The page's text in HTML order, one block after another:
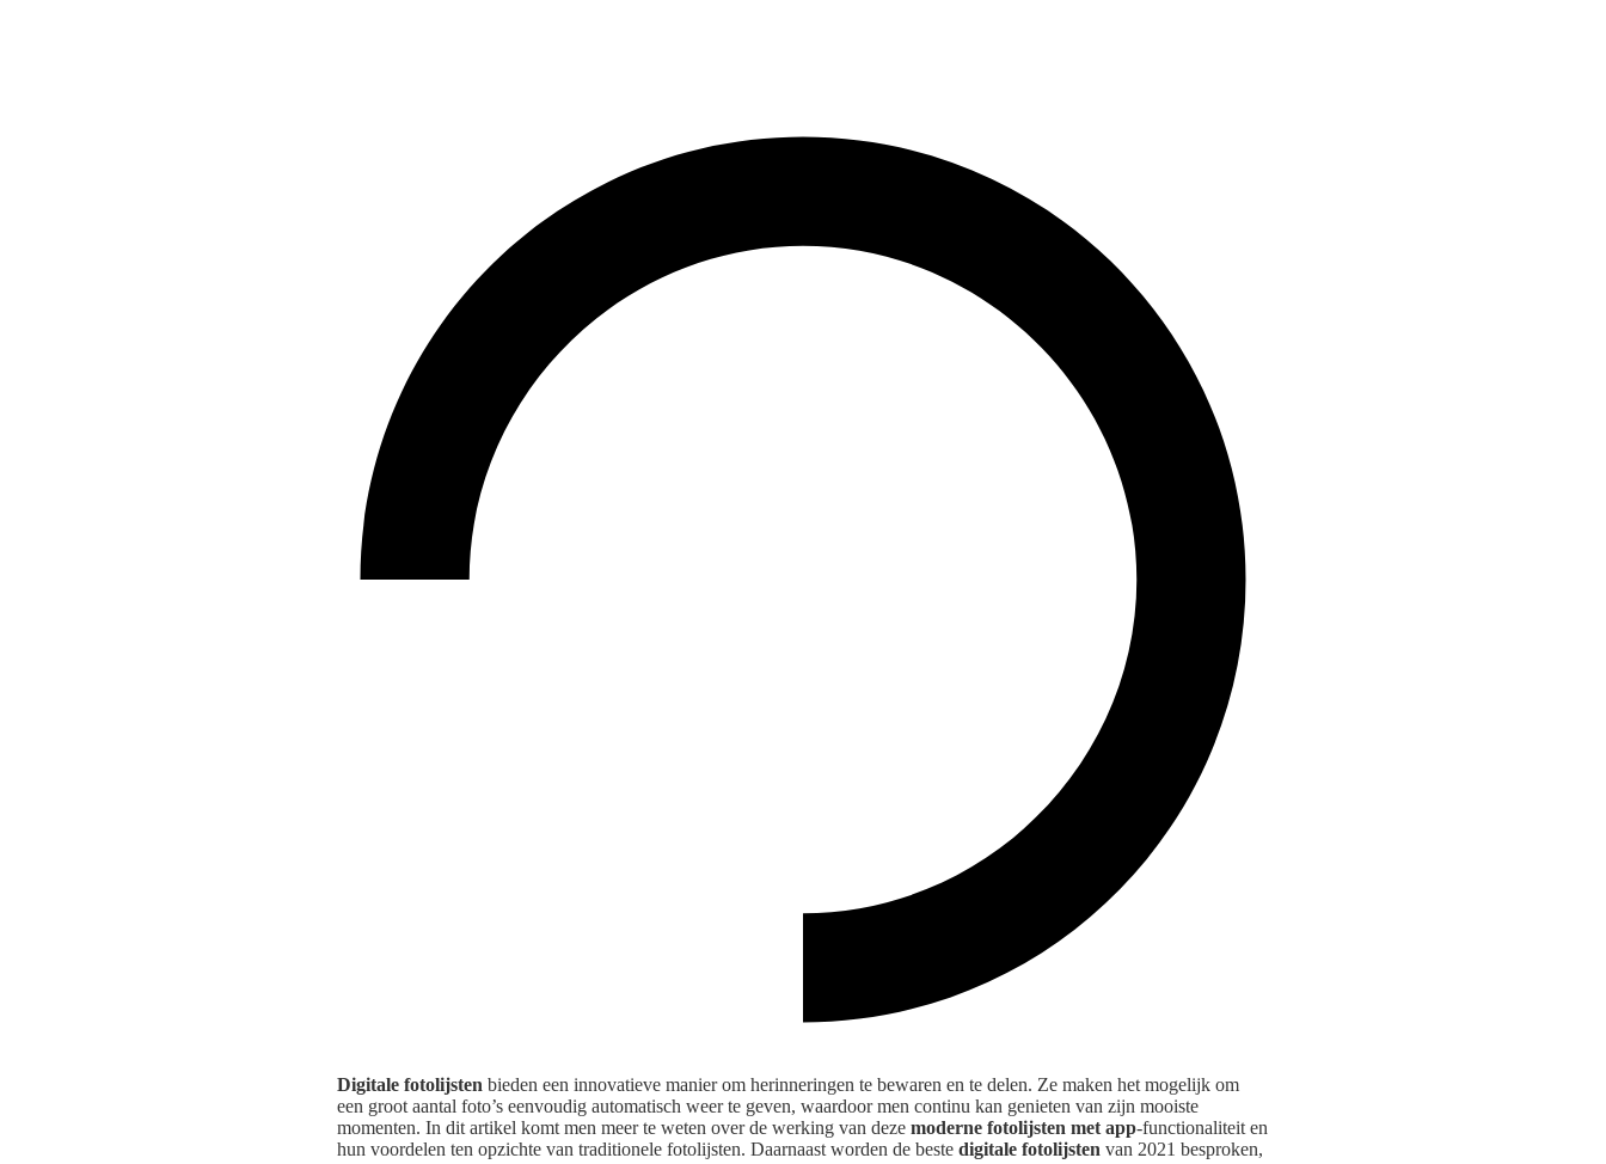
Digitale fotolijsten bieden een innovatieve manier om herinneringen te bewaren en te delen. Ze maken het mogelijk om
een groot aantal foto’s eenvoudig automatisch weer te geven, waardoor men continu kan genieten van zijn mooiste
momenten. In dit artikel komt men meer te weten over de werking van deze moderne fotolijsten met app-functionaliteit en
hun voordelen ten opzichte van traditionele fotolijsten. Daarnaast worden de beste digitale fotolijsten van 2021 besproken,